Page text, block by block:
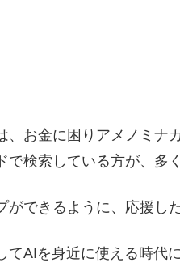
、お金に困りアメノミナ
で検索している方が、多
ができるように、応援し
てAIを身近に使える時代